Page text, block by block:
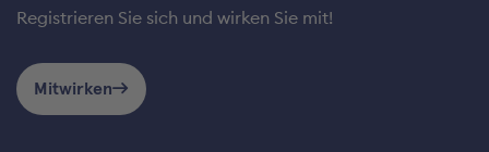
Registrieren Sie sich und wirken Sie mit!
Mitwirken